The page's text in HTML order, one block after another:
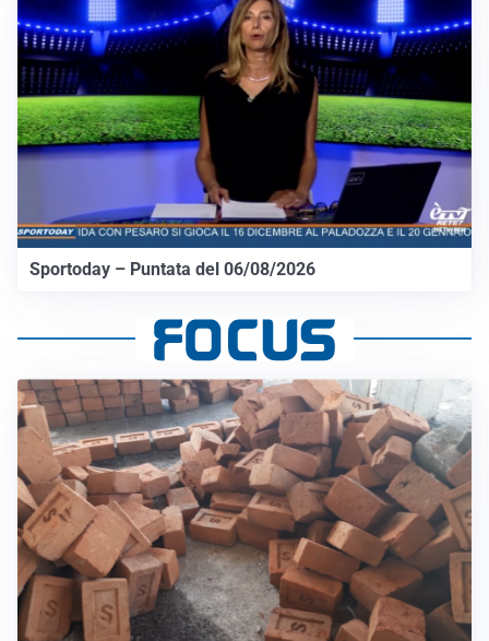
Sportoday – Puntata del 06/08/2026